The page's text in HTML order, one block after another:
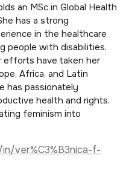
an MSc in Global Health
has a strong
in the healthcare
people with disabilities.
efforts have taken her
Africa, and Latin
has passionately
health and rights.
feminism into
ver%C3%B3nica-f-